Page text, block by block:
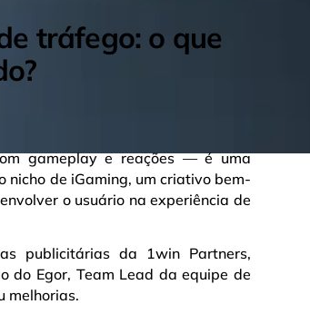
tráfego: o que
gameplay e reações — é uma
nicho de iGaming, um criativo bem-
o usuário na experiência de
publicitárias da 1win Partners,
do Egor, Team Lead da equipe de
melhorias.